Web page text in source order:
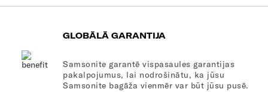
GLOBĀLĀ GARANTIJA
Samsonite garantē vispasaules garantijas
pakalpojumus, lai nodrošinātu, ka jūsu
Samsonite bagāža vienmēr var būt jūsu pusē.